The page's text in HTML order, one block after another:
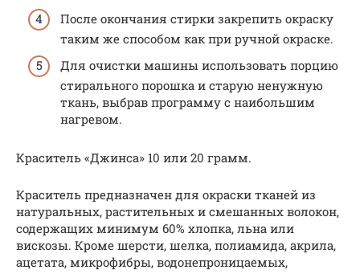
После окончания стирки закрепить окраску
таким же способом как при ручной окраске.
Для очистки машины использовать порцию
стирального порошка и старую ненужную
ткань, выбрав программу с наибольшим
нагревом.
Краситель «Джинса» 10 или 20 грамм.
Краситель предназначен для окраски тканей из
натуральных, растительных и смешанных волокон,
содержащих минимум 60% хлопка, льна или
вискозы. Кроме шерсти, шелка, полиамида, акрила,
ацетата, микрофибры, водонепроницаемых,